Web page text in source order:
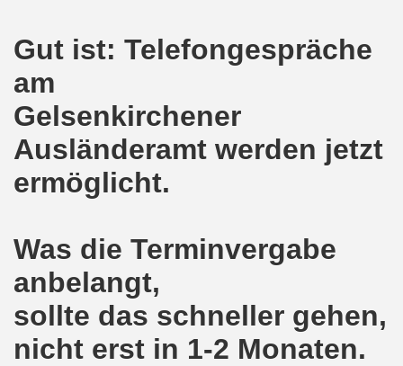
Gut ist: Telefongespräche
am
Gelsenkirchener
Ausländeramt werden jetzt
ermöglicht.
Was die Terminvergabe
anbelangt,
sollte das schneller gehen,
nicht erst in 1-2 Monaten.
Bewegung am 17.09.2018 ruft auf zum Protest gegen
Arbeiter und an die kämpfenden Arbeiterinnen bei
in Gelsenkirchen: Eine Erfolgsgeschichte und eine Feier
20.08.2018 in Gelsenkirchen - ein Grund zu feiern!
Bewegung am 06.08.2018 unter dem Motto:
Gelsenkirchener Montagsdemo-Bewegung am
ist mit den streikenden Kolleginnen und mit